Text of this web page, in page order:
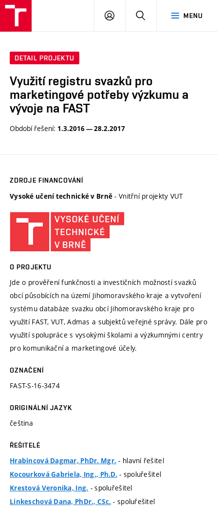
MENU
PŘIHLÁSIT
DETAIL PROJEKTU
Využití registru svazků pro
marketingové potřeby výzkumu a
vývoje na FAST
Období řešení: 1.3.2016 — 28.2.2017
ZDROJE FINANCOVÁNÍ
Vysoké učení technické v Brně - Vnitřní projekty VUT
O PROJEKTU
Jde o prověření funkčnosti a investičních možností svazků
obcí působících na území Jihomoravského kraje a vytvoření
systému databáze svazku obcí Jihomoravského kraje pro
využití FAST, VUT, Admas a subjektů veřejné správy. Dále pro
využití spolupráce s vysokými školami a výzkumnými centry
pro komunikační a marketingové účely.
OZNAČENÍ
FAST-S-16-3474
ORIGINÁLNÍ JAZYK
čeština
ŘEŠITELÉ
Hrabincová Dagmar, PhDr. Mgr. - hlavní řešitel
Kocourková Gabriela, Ing., Ph.D. - spoluřešitel
Krestová Veronika, Ing. - spoluřešitel
Linkeschová Dana, PhDr., CSc. - spoluřešitel